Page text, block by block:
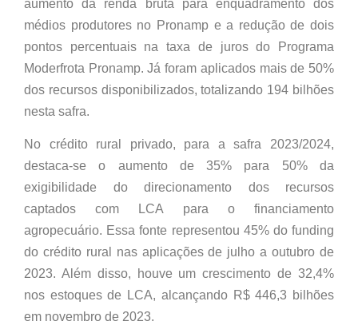
aumento da renda bruta para enquadramento dos
médios produtores no Pronamp e a redução de dois
pontos percentuais na taxa de juros do Programa
Moderfrota Pronamp. Já foram aplicados mais de 50%
dos recursos disponibilizados, totalizando 194 bilhões
nesta safra.
No crédito rural privado, para a safra 2023/2024,
destaca-se o aumento de 35% para 50% da
exigibilidade do direcionamento dos recursos
captados com LCA para o financiamento
agropecuário. Essa fonte representou 45% do funding
do crédito rural nas aplicações de julho a outubro de
2023. Além disso, houve um crescimento de 32,4%
nos estoques de LCA, alcançando R$ 446,3 bilhões
em novembro de 2023.